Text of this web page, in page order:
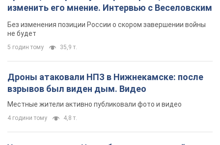
Местные жители активно публиковали фото и видео
4 години тому
Украина готовит Чернобыль к очередной
попытке вторжения со стороны России –
медиа
Журналисты рассказали, что происходит в зоне
7 годин тому 18,3 т.